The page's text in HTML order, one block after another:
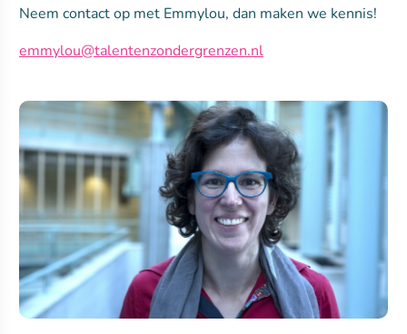
Neem contact op met Emmylou, dan maken we kennis!
emmylou@talentenzondergrenzen.nl